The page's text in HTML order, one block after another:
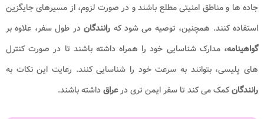
جاده‌ ها و مناطق امنیتی مطلع باشند و در صورت لزوم، از مسیرهای جایگزین
استفاده کنند. همچنین، توصیه می‌ شود که رانندگاندر طول سفر، علاوه بر
گواهینامه، مدارک شناسایی خود را همراه داشته باشند تا در صورت کنترل‌
های پلیسی، بتوانند به سرعت خود را شناسایی کنند. رعایت این نکات به
رانندگانکمک می‌ کند تا سفر ایمن‌ تری درعراقداشته باشند.